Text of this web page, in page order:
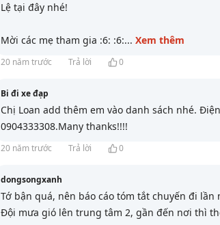
Lệ tại đây nhé!
Mời các mẹ tham gia :6: :6:... Xem thêm
20 năm trước Trả lời 0
Bi đi xe đạp
Chị Loan add thêm em vào danh sách nhé.
0904333308.Many thanks!!!!
20 năm trước Trả lời 0
dongsongxanh
Tớ bận quá, nên báo cáo tóm tắt chuyến đi lần
Đội mưa gió lên trung tâm 2, gần đến nơi thì